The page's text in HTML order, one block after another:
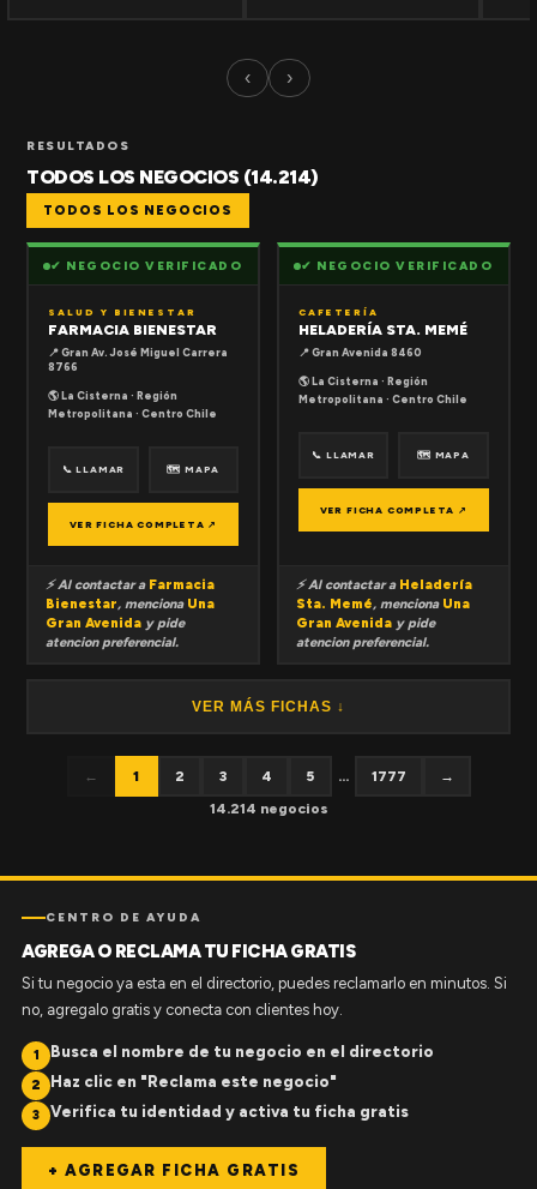
‹ ›
RESULTADOS
TODOS LOS NEGOCIOS (14.214)
TODOS LOS NEGOCIOS
✔ NEGOCIO VERIFICADO
SALUD Y BIENESTAR
FARMACIA BIENESTAR
📍 Gran Av. José Miguel Carrera
8766
🌎 La Cisterna · Región
Metropolitana · Centro Chile
📞 LLAMAR 🗺 MAPA
VER FICHA COMPLETA ↗
⚡ Al contactar a Farmacia
Bienestar, menciona Una
Gran Avenida y pide
atencion preferencial.
✔ NEGOCIO VERIFICADO
CAFETERÍA
HELADERÍA STA. MEMÉ
📍 Gran Avenida 8460
🌎 La Cisterna · Región
Metropolitana · Centro Chile
📞 LLAMAR 🗺 MAPA
VER FICHA COMPLETA ↗
⚡ Al contactar a Heladería
Sta. Memé, menciona Una
Gran Avenida y pide
atencion preferencial.
VER MÁS FICHAS ↓
← 1 2 3 4 5 ... 1777
→
14.214 negocios
CENTRO DE AYUDA
AGREGA O RECLAMA TU FICHA GRATIS
Si tu negocio ya esta en el directorio, puedes reclamarlo en minutos. Si
no, agregalo gratis y conecta con clientes hoy.
1 Busca el nombre de tu negocio en el directorio
2 Haz clic en "Reclama este negocio"
3 Verifica tu identidad y activa tu ficha gratis
+ AGREGAR FICHA GRATIS